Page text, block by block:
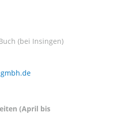
(bei Insingen)
(April bis